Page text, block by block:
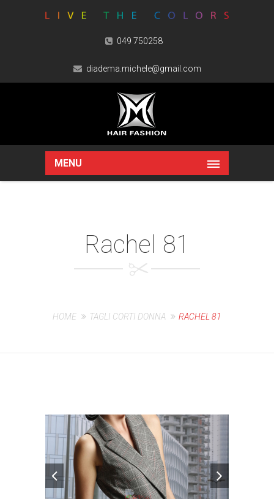
049 750258
diadema.michele@gmail.com
MENU
Rachel 81
HOME TAGLI CORTI DONNA RACHEL 81